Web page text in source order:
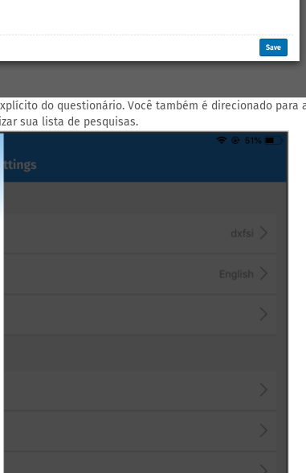
do questionário. Você também é direcionado para
sua lista de pesquisas.